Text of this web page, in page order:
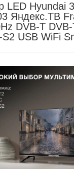
LED Hyundai
Яндекс.ТВ
DVB-T
S2 USB WiFi